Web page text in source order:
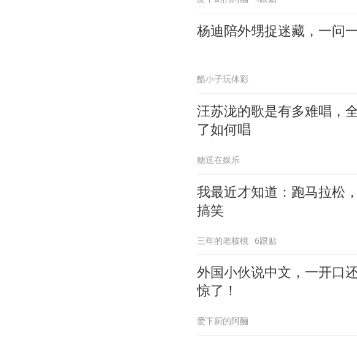
杨迪陪外甥捉迷藏，一问
酷小子玩体彩
汪苏泷的歌是有多难唱，
了如何唱
糖逗在娱乐
我最近才知道：跑马拉松
搞笑
三年的老核桃 6跟贴
外国小伙说中文，一开口
惊了！
爱下厨的阿酾